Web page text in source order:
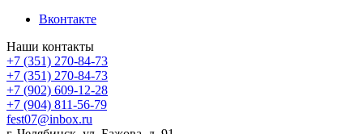
Вконтакте
Наши контакты
+7 (351) 270-84-73
+7 (351) 270-84-73
+7 (902) 609-12-28
+7 (904) 811-56-79
fest07@inbox.ru